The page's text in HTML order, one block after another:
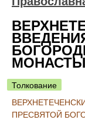
Толкование
ПРЕСВЯТОЙ